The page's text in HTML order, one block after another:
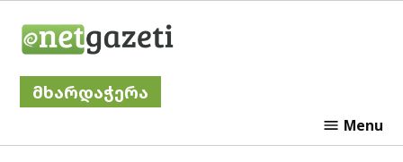
მხარდაჭერა
Menu